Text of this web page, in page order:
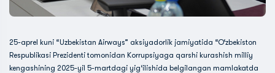
25-aprel kuni “Uzbekistan Airways” aksiyadorlik jamiyatida “O‘zbekiston
Respublikasi Prezidenti tomonidan Korrupsiyaga qarshi kurashish milliy
kengashining 2025-yil 5-martdagi yig‘ilishida belgilangan mamlakatda